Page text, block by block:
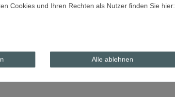
Cookies und Ihren Rechten als Nutzer finden Sie hier:
Alle ablehnen